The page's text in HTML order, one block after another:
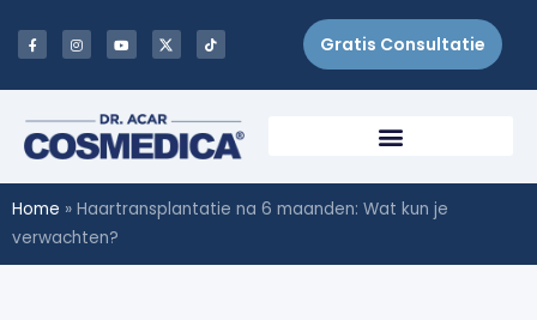
Gratis Consultatie
Home » Haartransplantatie na 6 maanden: Wat kun je
verwachten?